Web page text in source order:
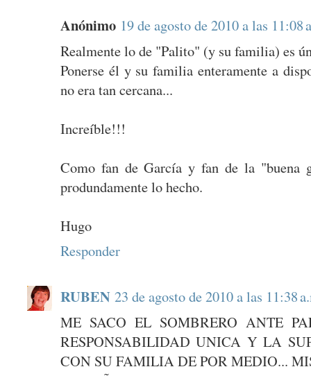
Anónimo 19 de agosto de 2010 a las 11:08
Realmente lo de "Palito" (y su familia) es
Ponerse él y su familia enteramente a
no era tan cercana...
Increíble!!!
Como fan de García y fan de la "buena
produndamente lo hecho.
Hugo
Responder
RUBEN 23 de agosto de 2010 a las 11:38
ME SACO EL SOMBRERO ANTE
RESPONSABILIDAD UNICA Y LA
CON SU FAMILIA DE POR MEDIO...